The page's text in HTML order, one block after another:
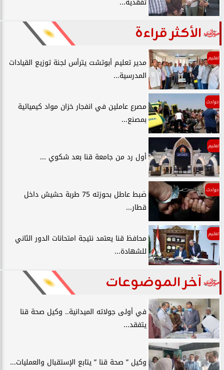
الأكثر قراءة
تعليم
مدير تعليم أبوتشت يترأس لجنة توزيع القيادات
المدرسية...
حوادث
مصرع عاملين في انفجار خزان مواد كيميائية
بمصنع...
تعليم
أول رد من جامعة قنا بعد شكوي ...
حوادث
ضبط عاطل بحوزته 75 طربة حشيش داخل
قطار...
تعليم
محافظ قنا يعتمد نتيجة امتحانات الدور الثاني
للشهادة...
آخر الموضوعات
في أولى جولاته الميدانية.. وكيل صحة قنا
يتفقد...
وكيل ” صحة قنا ” يتابع الإستقبال والعمليات...